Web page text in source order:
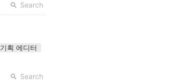
Search
기획 에디터
Search